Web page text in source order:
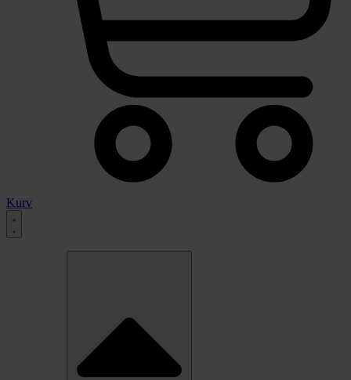
Kurv